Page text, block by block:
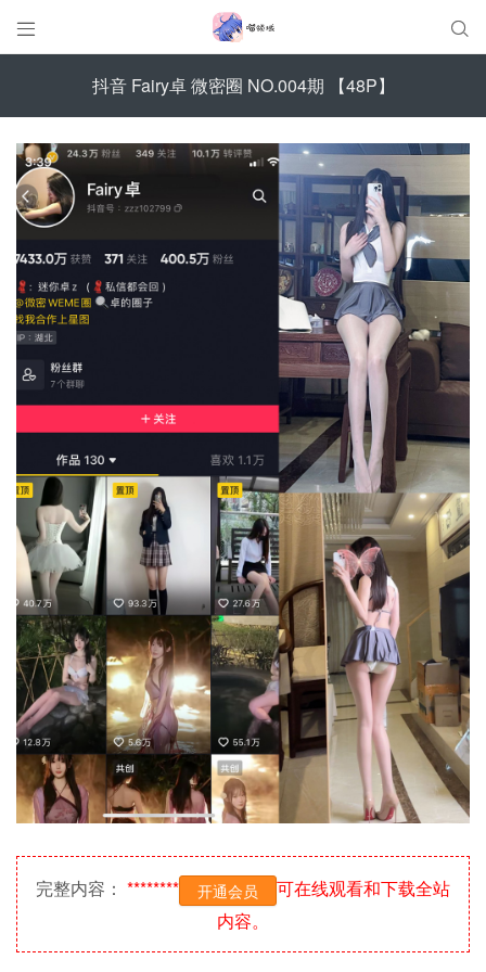
 
抖音 Fairy卓 微密圈 NO.004期 【48P】
完整内容： ******** 开通会员
可在线观看和下载全站
内容。